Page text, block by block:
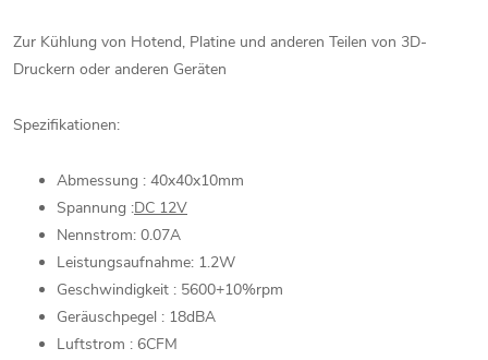
Zur Kühlung von Hotend, Platine und anderen Teilen von 3D-
Druckern oder anderen Geräten
Spezifikationen:
Abmessung : 40x40x10mm
Spannung :DC 12V
Nennstrom: 0.07A
Leistungsaufnahme: 1.2W
Geschwindigkeit : 5600+10%rpm
Geräuschpegel : 18dBA
Luftstrom : 6CFM